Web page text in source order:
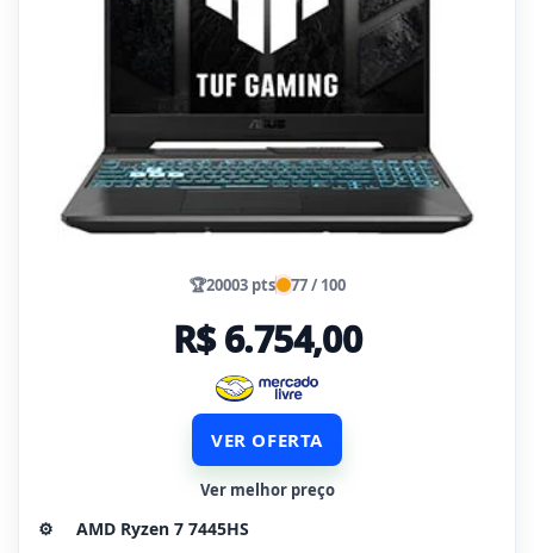
🏆20003 pts 77 / 100
R$ 6.754,00
VER OFERTA
Ver melhor preço
⚙️
AMD Ryzen 7 7445HS